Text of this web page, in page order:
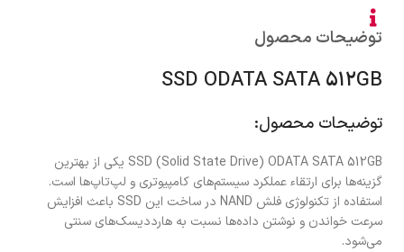
توضیحات محصول
SSD ODATA SATA 512GB
توضیحات محصول:
SSD (Solid State Drive) ODATA SATA 512GB یکی از بهترین
گزینه‌ها برای ارتقاء عملکرد سیستم‌های کامپیوتری و لپ‌تاپ‌ها است.
استفاده از تکنولوژی فلش NAND در ساخت این SSD باعث افزایش
سرعت خواندن و نوشتن داده‌ها نسبت به هارددیسک‌های سنتی
می‌شود.